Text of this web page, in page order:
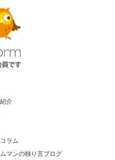
介
ラム
マンの独り言ブログ